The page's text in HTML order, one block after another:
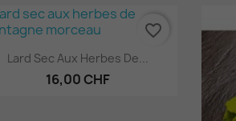
Aperçu rapide
Lard Sec Aux Herbes De...
16,00 CHF
favorite_border